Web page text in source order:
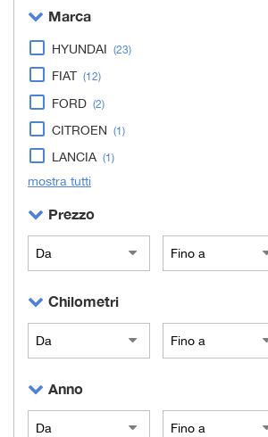
Marca
HYUNDAI (23)
FIAT (12)
FORD (2)
CITROEN (1)
LANCIA (1)
mostra tutti
Prezzo
Chilometri
Anno